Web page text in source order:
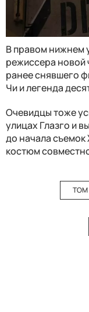
В правом нижнем
режиссера новой
ранее снявшего
Чи и легенда
Очевидцы тоже
улицах Глазго и
до начала
костюм
ТОМ